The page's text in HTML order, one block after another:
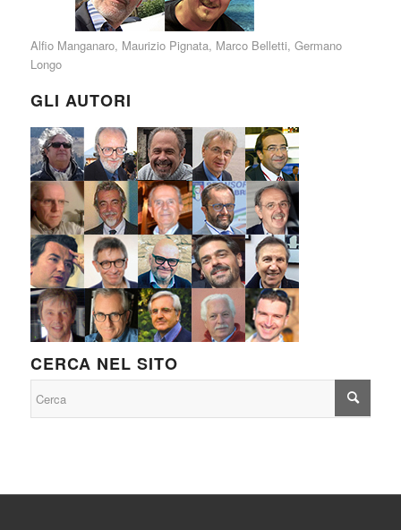
Alfio Manganaro, Maurizio Pignata, Marco Belletti, Germano
Longo
GLI AUTORI
CERCA NEL SITO